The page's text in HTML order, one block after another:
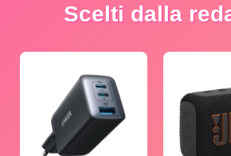
Scelti dalla